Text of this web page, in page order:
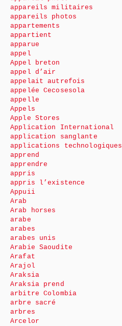
appareils militaires
appareils photos
appartements
appartient
apparue
appel
Appel breton
appel d’air
appelait autrefois
appelée Cecosesola
appelle
Appels
Apple Stores
Application International
application sanglante
applications technologiques
apprend
apprendre
appris
appris l’existence
Appuii
Arab
Arab horses
arabe
arabes
arabes unis
Arabie Saoudite
Arafat
Arajol
Araksia
Araksia prend
arbitre Colombia
arbre sacré
arbres
Arcelor